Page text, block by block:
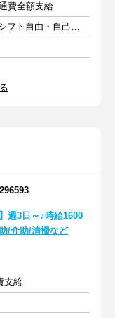
費全額支給
週1日以上 1日2時間以上 シフト自由・自己申告
週3日～♪時給1600
/介助/清掃など
支給